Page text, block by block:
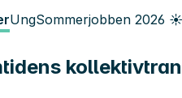
UngSommerjobben 2026 ☀️